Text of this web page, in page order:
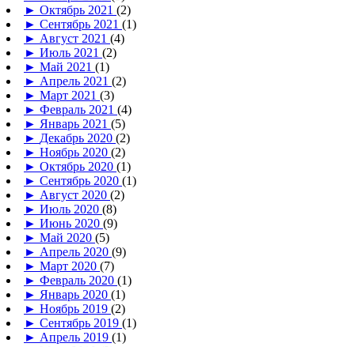
► Октябрь 2021 (2)
► Сентябрь 2021 (1)
► Август 2021 (4)
► Июль 2021 (2)
► Май 2021 (1)
► Апрель 2021 (2)
► Март 2021 (3)
► Февраль 2021 (4)
► Январь 2021 (5)
► Декабрь 2020 (2)
► Ноябрь 2020 (2)
► Октябрь 2020 (1)
► Сентябрь 2020 (1)
► Август 2020 (2)
► Июль 2020 (8)
► Июнь 2020 (9)
► Май 2020 (5)
► Апрель 2020 (9)
► Март 2020 (7)
► Февраль 2020 (1)
► Январь 2020 (1)
► Ноябрь 2019 (2)
► Сентябрь 2019 (1)
► Апрель 2019 (1)